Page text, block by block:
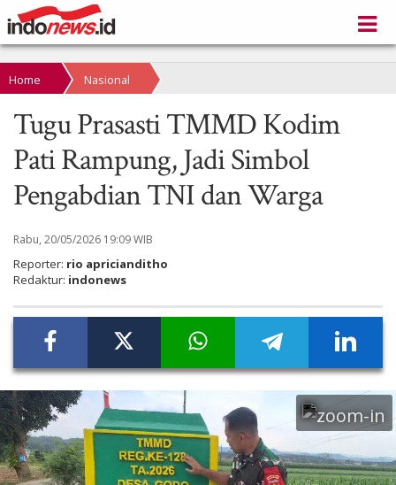
Home Nasional
Tugu Prasasti TMMD Kodim
Pati Rampung, Jadi Simbol
Pengabdian TNI dan Warga
Rabu, 20/05/2026 19:09 WIB
Reporter: rio apricianditho
Redaktur: indonews